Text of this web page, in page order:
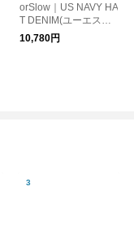
orSlow｜US NAVY HA
T DENIM(ユーエスネ
イビーハット/デニム)
03--001-81W
10,780円